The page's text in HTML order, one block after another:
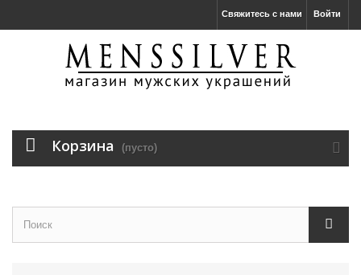
Войти
Свяжитесь с нами
Корзина (пусто)